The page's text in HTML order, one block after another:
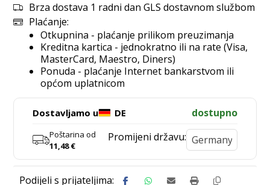
Brza dostava 1 radni dan GLS dostavnom službom
Plaćanje:
Otkupnina - plaćanje prilikom preuzimanja
Kreditna kartica - jednokratno ili na rate (Visa,
MasterCard, Maestro, Diners)
Ponuda - plaćanje Internet bankarstvom ili
općom uplatnicom
Dostavljamo u DE dostupno
Poštarina od
11,48€
Promijeni državu: